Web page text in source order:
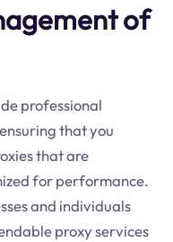
of
professional
that you
that are
for performance.
and individuals
proxy services